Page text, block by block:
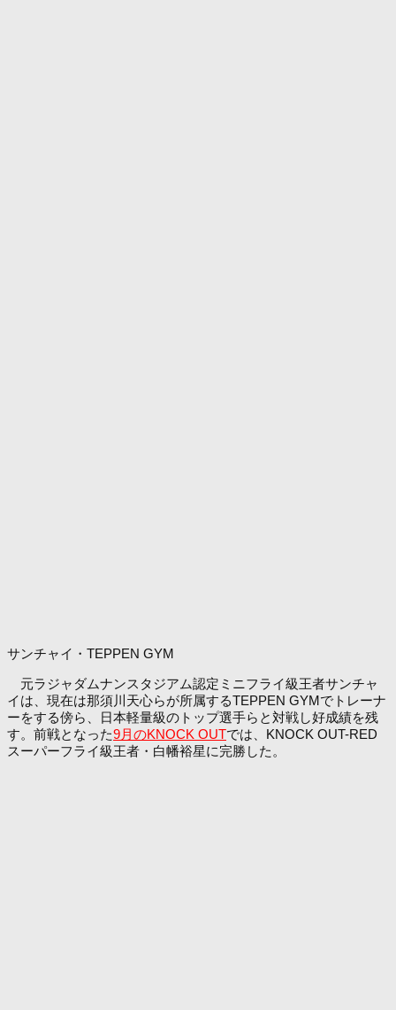
サンチャイ・TEPPEN GYM
元ラジャダムナンスタジアム認定ミニフライ級王者サンチャ
イは、現在は那須川天心らが所属するTEPPEN GYMでトレーナ
ーをする傍ら、日本軽量級のトップ選手らと対戦し好成績を残
す。前戦となった9月のKNOCK OUTでは、KNOCK OUT-RED
スーパーフライ級王者・白幡裕星に完勝した。